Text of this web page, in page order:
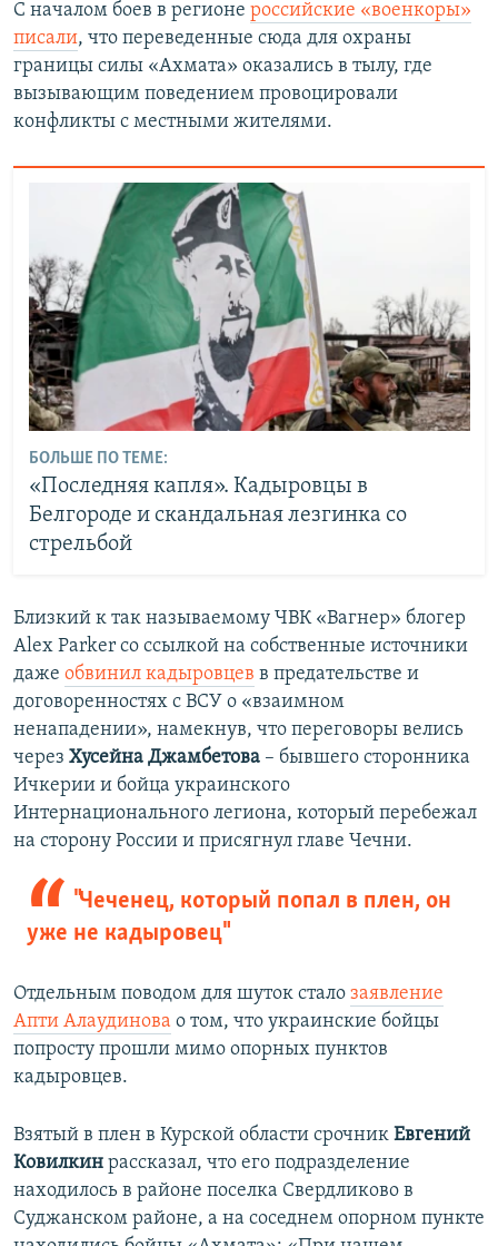
С началом боев в регионе российские «военкоры»
писали, что переведенные сюда для охраны
границы силы «Ахмата» оказались в тылу, где
вызывающим поведением провоцировали
конфликты с местными жителями.
БОЛЬШЕ ПО ТЕМЕ:
«Последняя капля». Кадыровцы в
Белгороде и скандальная лезгинка со
стрельбой
Близкий к так называемому ЧВК «Вагнер» блогер
Alex Parker со ссылкой на собственные источники
даже обвинил кадыровцев в предательстве и
договоренностях с ВСУ о «взаимном
ненападении», намекнув, что переговоры велись
через Хусейна Джамбетова – бывшего сторонника
Ичкерии и бойца украинского
Интернационального легиона, который перебежал
на сторону России и присягнул главе Чечни.
"Чеченец, который попал в плен, он
уже не кадыровец"
Отдельным поводом для шуток стало заявление
Апти Алаудинова о том, что украинские бойцы
попросту прошли мимо опорных пунктов
кадыровцев.
Взятый в плен в Курской области срочник Евгений
Ковилкин рассказал, что его подразделение
находилось в районе поселка Свердликово в
Суджанском районе, а на соседнем опорном пункте